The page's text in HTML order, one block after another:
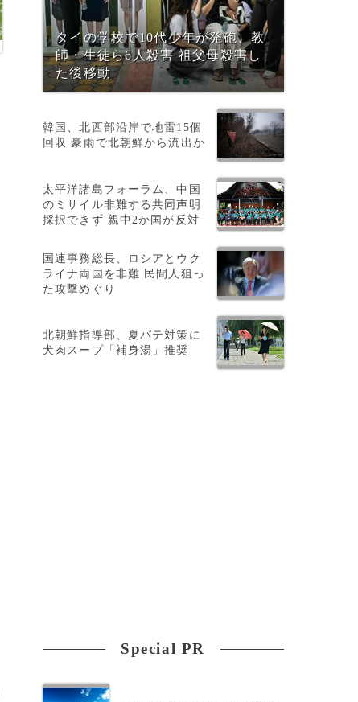
タイの学校で10代少年が発砲、教
師・生徒ら6人殺害 祖父母殺害し
た後移動
韓国、北西部沿岸で地雷15個
回収 豪雨で北朝鮮から流出か
太平洋諸島フォーラム、中国
のミサイル非難する共同声明
採択できず 親中2か国が反対
国連事務総長、ロシアとウク
ライナ両国を非難 民間人狙っ
た攻撃めぐり
北朝鮮指導部、夏バテ対策に
犬肉スープ「補身湯」推奨
Special PR